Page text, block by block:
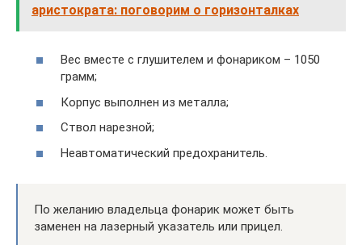
аристократа: поговорим о горизонталках
Вес вместе с глушителем и фонариком – 1050
грамм;
Корпус выполнен из металла;
Ствол нарезной;
Неавтоматический предохранитель.
По желанию владельца фонарик может быть
заменен на лазерный указатель или прицел.